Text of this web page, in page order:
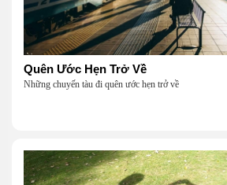
Quên Ước Hẹn Trở Về
Những chuyến tàu đi quên ước hẹn trở về